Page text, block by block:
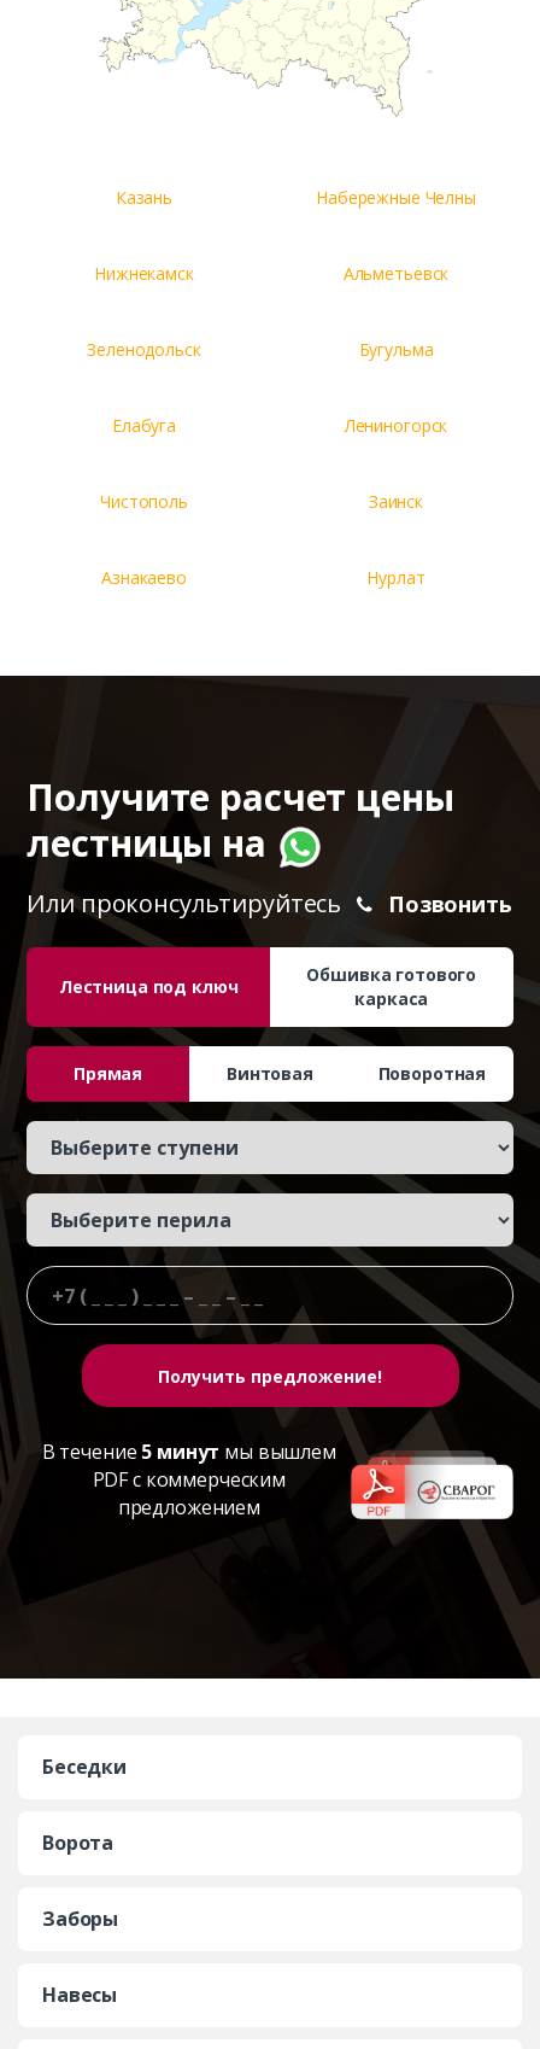
Казань Набережные Челны
Нижнекамск Альметьевск
Зеленодольск Бугульма
Елабуга Лениногорск
Чистополь Заинск
Азнакаево Нурлат
Получите расчет цены
лестницы на
Или проконсультируйтесь Позвонить
Лестница под ключ
Обшивка готового
каркаса
Прямая Винтовая Поворотная
В течение 5 минут мы вышлем
PDF с коммерческим
предложением
Беседки
Ворота
Заборы
Навесы